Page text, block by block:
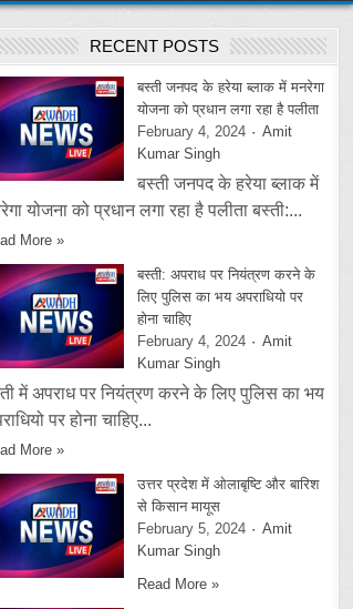
RECENT POSTS
बस्ती जनपद के हरेया ब्लाक में मनरेगा
योजना को प्रधान लगा रहा है पलीता
February 4, 2024
Amit
Kumar Singh
बस्ती जनपद के हरेया ब्लाक में
योजना को प्रधान लगा रहा है पलीता बस्ती:...
More »
बस्ती: अपराध पर नियंत्रण करने के
लिए पुलिस का भय अपराधियो पर
होना चाहिए
February 4, 2024
Amit
Kumar Singh
में अपराध पर नियंत्रण करने के लिए पुलिस का भय
पर होना चाहिए...
More »
उत्तर प्रदेश में ओलाबृष्टि और बारिश
से किसान मायूस
February 5, 2024
Amit
Kumar Singh
Read More »